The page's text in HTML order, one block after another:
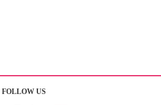
FOLLOW US